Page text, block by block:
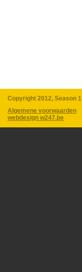
Copyright 2012, Season 1
Algemene voorwaarden
webdesign w247.be